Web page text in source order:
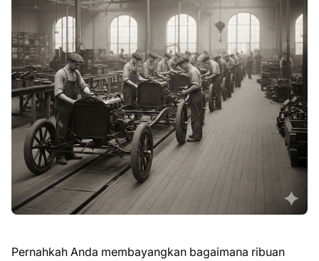
Pernahkah Anda membayangkan bagaimana ribuan